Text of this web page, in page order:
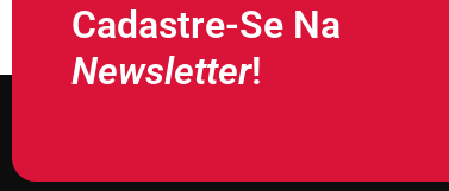
Cadastre-Se Na
Newsletter!